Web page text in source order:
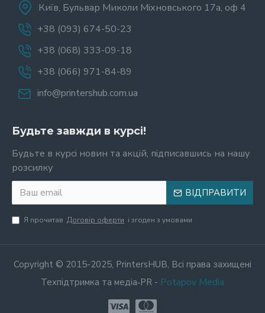
Київ, Бульвар Миколи Міхновського 17а, оф 4
+38 (093) 674-50-23
+38 (068) 333-09-18
+38 (066) 971-84-89
info@printershub.com.ua
Будьте завжди в курсі!
Будьте в курсі новин та акцій, підписавшись на нашу
розсилку
ВІДПРАВИТИ
Я прочитав Договір оферти і згоден з умовами
Copyright © 2015-2025, PrintersHUB, Всі права захищені
Техпідтримка та медіа‑PR - Potapov Media